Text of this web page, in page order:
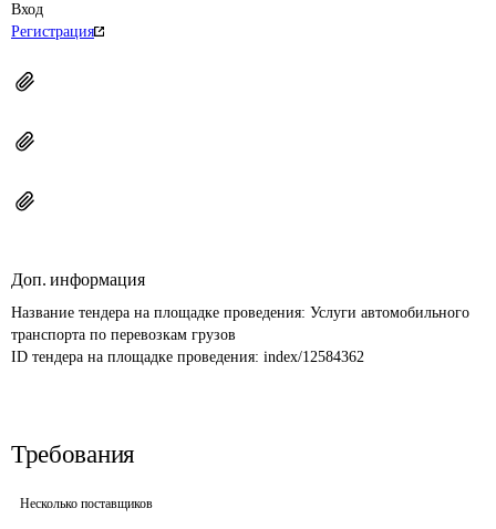
Вход
Регистрация
Доп. информация
Название тендера на площадке проведения: Услуги автомобильного
транспорта по перевозкам грузов
ID тендера на площадке проведения: index/12584362
Требования
Несколько поставщиков